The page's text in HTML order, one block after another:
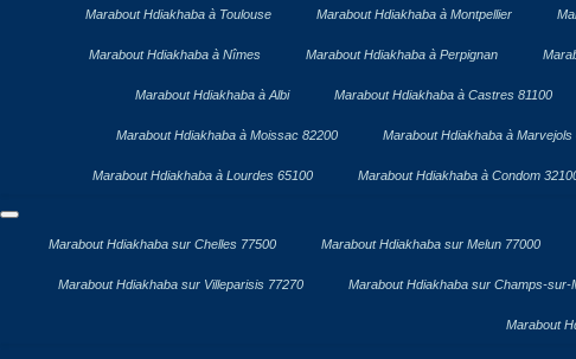
Marabout Hdiakhaba à Toulouse Marabout Hdiakhaba à Montpellier
Marabout Hdiakhaba à Nîmes Marabout Hdiakhaba à Perpignan
Marabout Hdiakhaba à Albi Marabout Hdiakhaba à Castres 81100
Marabout Hdiakhaba à Moissac 82200 Marabout Hdiakhaba à Marvejols
Marabout Hdiakhaba à Lourdes 65100 Marabout Hdiakhaba à Condom
Marabout Hdiakhaba sur Chelles 77500 Marabout Hdiakhaba sur Melun 77000
Marabout Hdiakhaba sur Villeparisis 77270 Marabout Hdiakhaba sur Champs-sur-
Marabout